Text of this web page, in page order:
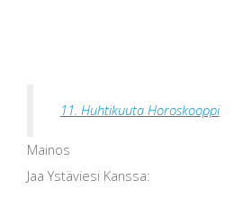
11. Huhtikuuta Horoskooppi
Mainos
Jaa Ystäviesi Kanssa: